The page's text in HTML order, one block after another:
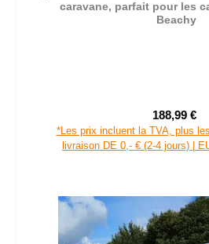
caravane, parfait pour les
Beachy
Prix
188,99 €
*Les prix incluent la TVA, plus
livraison DE 0,- € (2-4 jours) |